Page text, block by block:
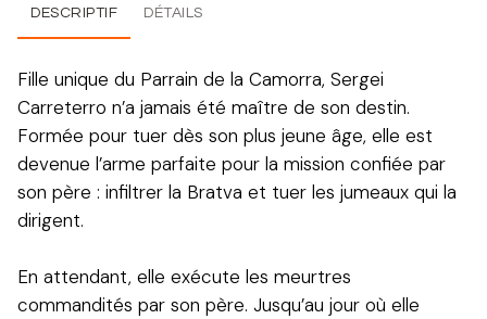
DESCRIPTIF DÉTAILS
Fille unique du Parrain de la Camorra, Sergei
Carreterro n’a jamais été maître de son destin.
Formée pour tuer dès son plus jeune âge, elle est
devenue l’arme parfaite pour la mission confiée par
son père : infiltrer la Bratva et tuer les jumeaux qui la
dirigent.
En attendant, elle exécute les meurtres
commandités par son père. Jusqu’au jour où elle